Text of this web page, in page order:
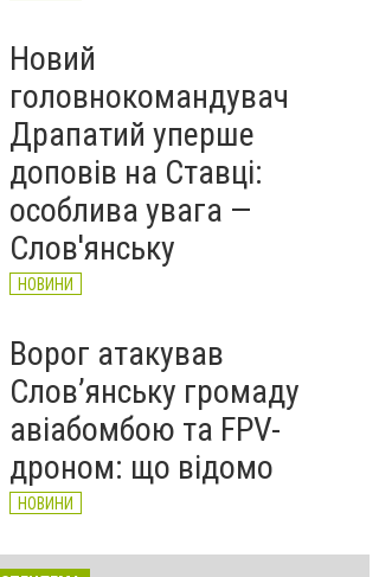
Новий
головнокомандувач
Драпатий уперше
доповів на Ставці:
особлива увага —
Слов'янську
НОВИНИ
Ворог атакував
Слов’янську громаду
авіабомбою та FPV-
дроном: що відомо
НОВИНИ